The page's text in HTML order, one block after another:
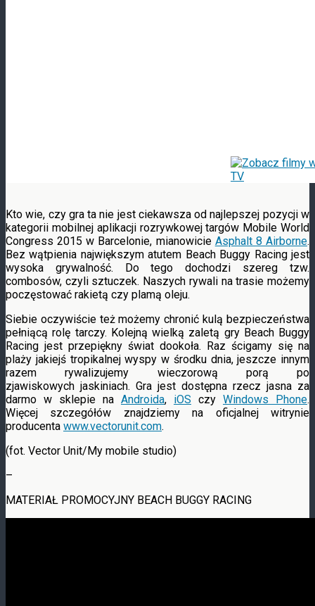
Kto wie, czy gra ta nie jest ciekawsza od najlepszej pozycji w
kategorii mobilnej aplikacji rozrywkowej targów Mobile World
Congress 2015 w Barcelonie, mianowicie Asphalt 8 Airborne.
Bez wątpienia największym atutem Beach Buggy Racing jest
wysoka grywalność. Do tego dochodzi szereg tzw.
combosów, czyli sztuczek. Naszych rywali na trasie możemy
poczęstować rakietą czy plamą oleju.
Siebie oczywiście też możemy chronić kulą bezpieczeństwa
pełniącą rolę tarczy. Kolejną wielką zaletą gry Beach Buggy
Racing jest przepiękny świat dookoła. Raz ścigamy się na
plaży jakiejś tropikalnej wyspy w środku dnia, jeszcze innym
razem rywalizujemy wieczorową porą po
zjawiskowych jaskiniach. Gra jest dostępna rzecz jasna za
darmo w sklepie na Androida, iOS czy Windows Phone.
Więcej szczegółów znajdziemy na oficjalnej witrynie
producenta www.vectorunit.com.
(fot. Vector Unit/My mobile studio)
–
MATERIAŁ PROMOCYJNY BEACH BUGGY RACING